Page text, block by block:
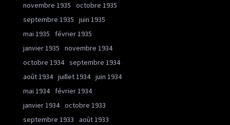
novembre 1935
octobre 1935
septembre 1935
juin 1935
mai 1935
février 1935
janvier 1935
novembre 1934
octobre 1934 septembre 1934
août 1934 juillet 1934 juin 1934
mai 1934
février 1934
janvier 1934 octobre 1933
septembre 1933
août 1933